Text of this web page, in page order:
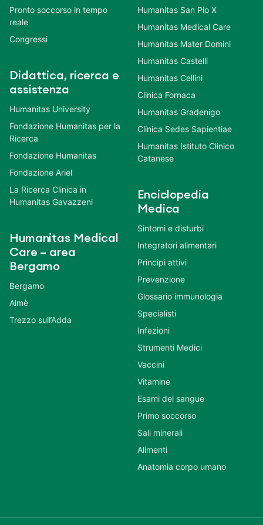
Pronto soccorso in tempo
reale
Congressi
Didattica, ricerca e
assistenza
Humanitas University
Fondazione Humanitas per la
Ricerca
Fondazione Humanitas
Fondazione Ariel
La Ricerca Clinica in
Humanitas Gavazzeni
Humanitas Medical
Care – area
Bergamo
Bergamo
Almè
Trezzo sull’Adda
Humanitas San Pio X
Humanitas Medical Care
Humanitas Mater Domini
Humanitas Castelli
Humanitas Cellini
Clinica Fornaca
Humanitas Gradenigo
Clinica Sedes Sapientiae
Humanitas Istituto Clinico
Catanese
Enciclopedia
Medica
Sintomi e disturbi
Integratori alimentari
Principi attivi
Prevenzione
Glossario immunologia
Specialisti
Infezioni
Strumenti Medici
Vaccini
Vitamine
Esami del sangue
Primo soccorso
Sali minerali
Alimenti
Anatomia corpo umano